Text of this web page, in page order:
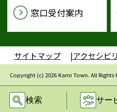
検索 サー
窓口受付案内
サイトマップ アクセシビ
Copyright (c) 2026 Kami Town. All Rights